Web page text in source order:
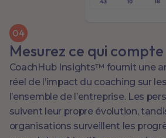
04
Mesurez ce qui compte
CoachHub Insights™ fournit une
réel de l’impact du coaching sur
l’ensemble de l’entreprise. Les
suivent leur propre évolution,
organisations surveillent les